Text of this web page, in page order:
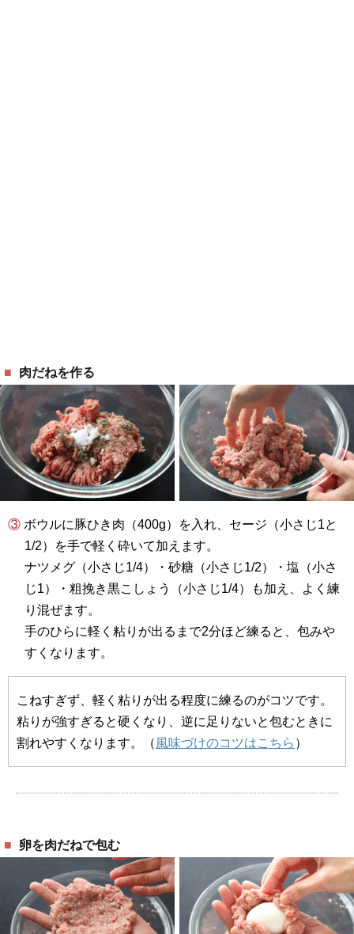
肉だねを作る
③ ボウルに豚ひき肉（400g）を入れ、セージ（小さじ1と
1/2）を手で軽く砕いて加えます。
ナツメグ（小さじ1/4）・砂糖（小さじ1/2）・塩（小さ
じ1）・粗挽き黒こしょう（小さじ1/4）も加え、よく練
り混ぜます。
手のひらに軽く粘りが出るまで2分ほど練ると、包みや
すくなります。
こねすぎず、軽く粘りが出る程度に練るのがコツです。
粘りが強すぎると硬くなり、逆に足りないと包むときに
割れやすくなります。（ 風味づけのコツはこちら ）
卵を肉だねで包む